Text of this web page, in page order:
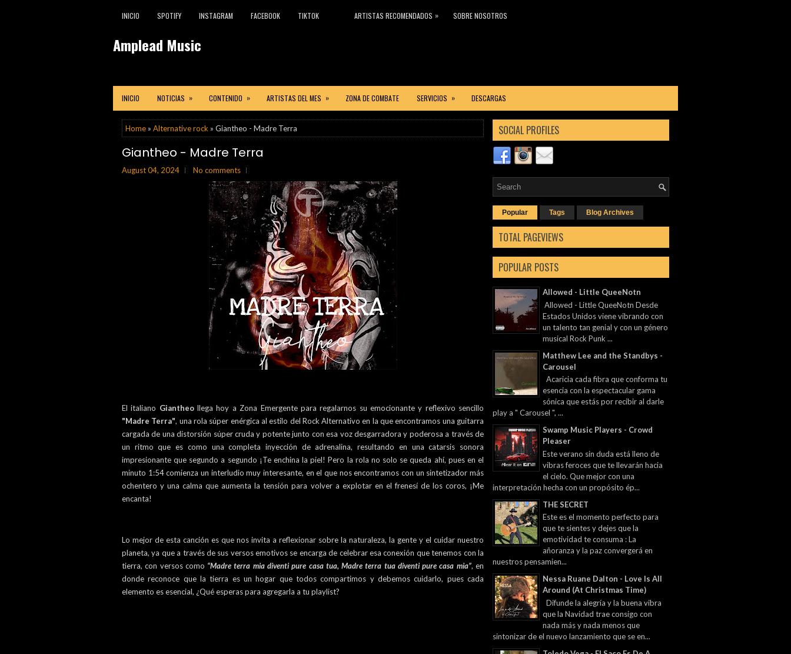
INICIO SPOTIFY INSTAGRAM FACEBOOK TIKTOK ARTISTAS RECOMENDADOS » SOBRE NOSOTROS
Amplead Music
INICIO NOTICIAS » CONTENIDO » ARTISTAS DEL MES » ZONA DE COMBATE SERVICIOS » DESCARGAS
Home » Alternative rock » Giantheo - Madre Terra
Giantheo - Madre Terra
August 04, 2024 No comments
El italiano Giantheollega hoy a Zona Emergente para regalarnos su emocionante y reflexivo sencillo
"Madre Terra", una rola súper enérgica al estilo del Rock Alternativo en la que encontramos una guitarra
cargada de una distorsión súper cruda y potente junto con esa voz desgarradora y poderosa a través de
un ritmo que es como una completa inyección de adrenalina, resultando en una catarsis sonora
impresionante que segundo a segundo ¡Te enchina la piel! Pero la rola no solo se queda ahí, pues en el
minuto 1:54 comienza un interludio muy interesante, en el que nos encontramos con un sintetizador más
ochentero y una calma que aumenta la tensión para volver a explotar en el frenesí de los coros, ¡Me
encanta!
Lo mejor de esta canción es que nos invita a reflexionar sobre la naturaleza, la gente y el cuidar nuestro
planeta, ya que a través de sus versos emotivos se encarga de celebrar esa conexión que tenemos con la
tierra, con versos como “Madre terra mia diventi pure casa tua, Madre terra tua diventi pure casa mia”, en
donde reconoce que la tierra es un hogar que todos compartimos y debemos cuidarlo, pues cada
elemento es esencial, ¿Qué esperas para agregarla a tu playlist?
SOCIAL PROFILES
Popular Tags Blog Archives
TOTAL PAGEVIEWS
POPULAR POSTS
Allowed - Little QueeNotn
Allowed - Little QueeNotn Desde
Estados Unidos viene vibrando con
un talento tan genial y con un género
musical Rock Punk ...
Matthew Lee and the Standbys -
Carousel
Acaricia cada fibra que conforma tu
esencia con la espectacular gama
sónica que estás por recibir al darle
play a " Carousel ", ...
Swamp Music Players - Crowd
Pleaser
Este verano sin duda está lleno de
vibras feroces que te llevarán hacia
el cielo. Que mejor con una
interpretación hecha con un propósito ép...
THE SECRET
Este es el momento perfecto para
que te sientes y dejes que la
emotividad te consuma : La
añoranza y la paz convergerá en
nuestros pensamien...
Nessa Ruane Dalton - Love Is All
Around (At Christmas Time)
Difunde la alegría y la buena vibra
que la Navidad trae consigo con
nada más y nada menos que
sintonizar de el nuevo lanzamiento que se en...